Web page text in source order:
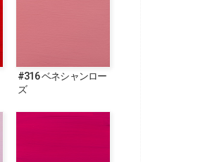
#316 ベネシャンロー
ズ